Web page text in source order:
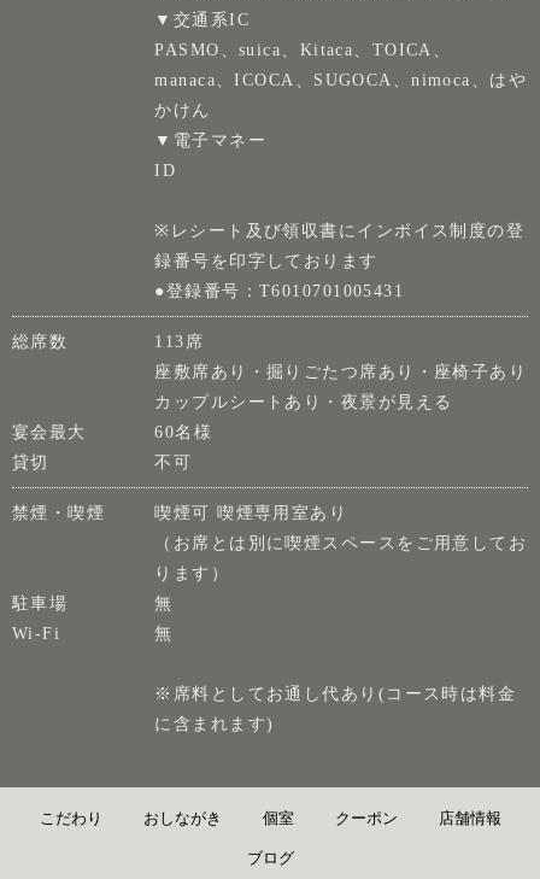
▼交通系IC
PASMO、suica、Kitaca、TOICA、
manaca、ICOCA、SUGOCA、nimoca、はや
かけん
▼電子マネー
ID
※レシート及び領収書にインボイス制度の登
録番号を印字しております
●登録番号：T6010701005431
総席数
113席
座敷席あり・掘りごたつ席あり・座椅子あり
カップルシートあり・夜景が見える
宴会最大
60名様
貸切
不可
禁煙・喫煙
喫煙可 喫煙専用室あり
（お席とは別に喫煙スペースをご用意してお
ります）
駐車場
無
Wi-Fi
無
※席料としてお通し代あり(コース時は料金
に含まれます)
こだわり おしながき 個室 クーポン 店舗情報
ブログ